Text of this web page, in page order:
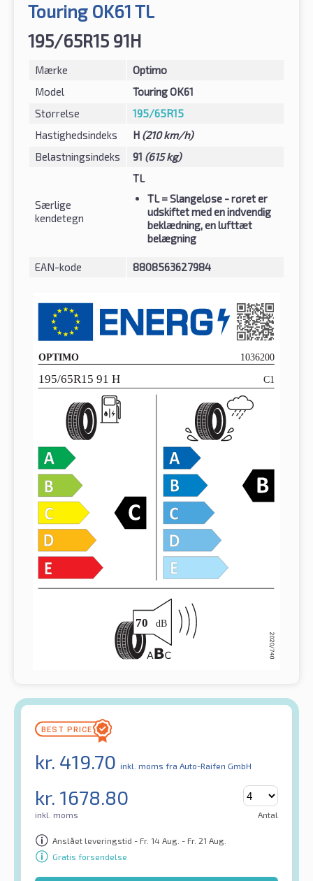
Touring OK61 TL
195/65R15 91H
Mærke
Optimo
Model
Touring OK61
Størrelse
195/65R15
Hastighedsindeks
H (210 km/h)
Belastningsindeks
91 (615 kg)
Særlige
kendetegn
TL
TL= Slangeløse - røret er
udskiftet med en indvendig
beklædning, en lufttæt
belægning
EAN-kode 8808563627984
kr. 419.70 inkl. moms fra Auto-Raifen GmbH
kr. 1678.80
inkl. moms Antal
Anslået leveringstid - Fr. 14 Aug. - Fr. 21 Aug.
Gratis forsendelse